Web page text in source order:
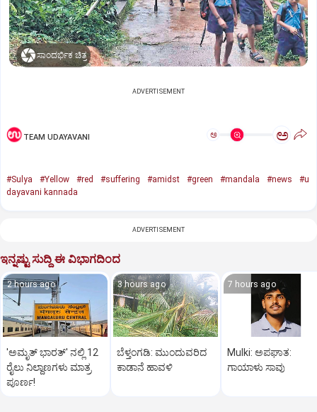
ಸಾಂದರ್ಭಿಕ ಚಿತ್ರ
ADVERTISEMENT
TEAM UDAYAVANI ಅ ಅ
#Sulya #Yellow #red #suffering #amidst #green #mandala #news
#u
dayavani kannada
ADVERTISEMENT
ಇನ್ನಷ್ಟು ಸುದ್ದಿ ಈ ವಿಭಾಗದಿಂದ
2 hours ago
'ಅಮೃತ್‌ ಭಾರತ್‌' ನಲ್ಲಿ 12
ರೈಲು ನಿಲ್ದಾಣಗಳು ಮಾತ್ರ
ಪೂರ್ಣ!
3 hours ago
ಬೆಳ್ತಂಗಡಿ: ಮುಂದುವರಿದ
ಕಾಡಾನೆ ಹಾವಳಿ
7 hours ago
Mulki: ಅಪಘಾತ:
ಗಾಯಾಳು ಸಾವು